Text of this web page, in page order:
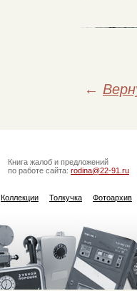
←
Книга жалоб и предложений
по работе сайта: rodina@22-91.ru
Коллекции Толкучка Фотоархив